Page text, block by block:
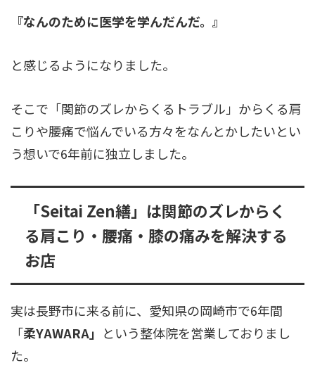
『なんのために医学を学んだんだ。』
と感じるようになりました。
そこで「関節のズレからくるトラブル」からくる肩
こりや腰痛で悩んでいる方々をなんとかしたいとい
う想いで6年前に独立しました。
「Seitai Zen繕」は関節のズレからく
る肩こり・腰痛・膝の痛みを解決する
お店
実は長野市に来る前に、愛知県の岡崎市で6年間
「柔YAWARA」 という整体院を営業しておりまし
た。